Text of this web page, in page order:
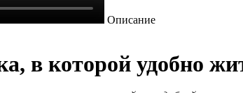
Описание
в которой удобно